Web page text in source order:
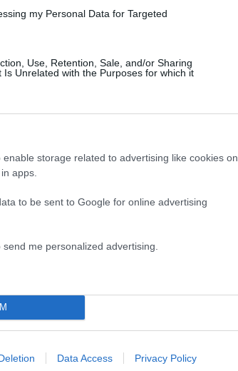
my Personal Data for Targeted
Use, Retention, Sale, and/or Sharing
Unrelated with the Purposes for which it
storage related to advertising like cookies on
apps.
to be sent to Google for online advertising
me personalized advertising.
Data Access Privacy Policy